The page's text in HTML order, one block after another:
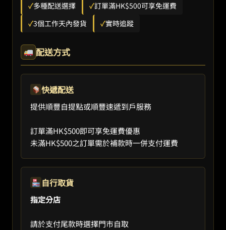
✓多種配送選擇 ✓訂單滿HK$500可享免運費
✓3個工作天內發貨 ✓實時追蹤
配送方式
快遞配送
提供順豐自提點或順豐速遞到戶服務
訂單滿HK$500即可享免運費優惠
未滿HK$500之訂單需於補款時一併支付運費
自行取貨
指定分店
請於支付尾款時選擇門市自取